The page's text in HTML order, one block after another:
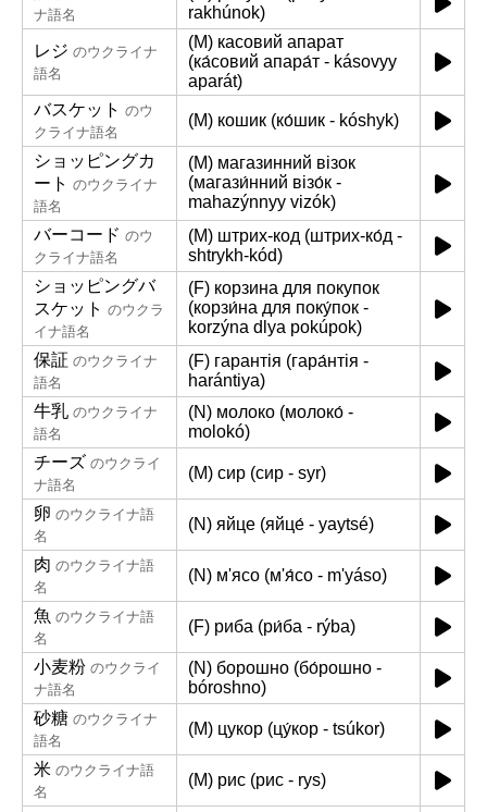
ナ語名
rakhúnok)
レジ のウクライナ
語名
(M) касовий апарат
(ка́совий апара́т - kásovyy
aparát)
バスケット のウ
クライナ語名
(M) кошик (ко́шик - kóshyk)
ショッピングカ
ート のウクライナ
語名
(M) магазинний візок
(магази́нний візо́к -
mahazýnnyy vizók)
バーコード のウ
クライナ語名
(M) штрих-код (штрих-ко́д -
shtrykh-kód)
ショッピングバ
スケット のウクラ
イナ語名
(F) корзина для покупок
(корзи́на для поку́пок -
korzýna dlya pokúpok)
保証 のウクライナ
語名
(F) гарантія (гара́нтія -
harántiya)
牛乳 のウクライナ
語名
(N) молоко (молоко́ -
molokó)
チーズ のウクライ
ナ語名
(M) сир (сир - syr)
卵 のウクライナ語
名
(N) яйце (яйце́ - yaytsé)
肉 のウクライナ語
名
(N) м'ясо (м'я́со - m'yáso)
魚 のウクライナ語
名
(F) риба (ри́ба - rýba)
小麦粉 のウクライ
ナ語名
(N) борошно (бо́рошно -
bóroshno)
砂糖 のウクライナ
語名
(M) цукор (цу́кор - tsúkor)
米 のウクライナ語
名
(M) рис (рис - rys)